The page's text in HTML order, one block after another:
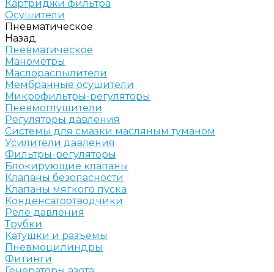
Картриджи фильтра
Осушители
Пневматическое
Назад
Пневматическое
Манометры
Маслораспылители
Мембранные осушители
Микрофильтры-регуляторы
Пневмоглушители
Регуляторы давления
Системы для смазки масляным туманом
Усилители давления
Фильтры-регуляторы
Блокирующие клапаны
Клапаны безопасности
Клапаны мягкого пуска
Конденсатоотводчики
Реле давления
Трубки
Катушки и разъёмы
Пневмоцилиндры
Фитинги